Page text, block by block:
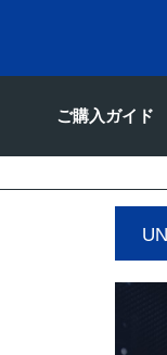
ご購入ガイド